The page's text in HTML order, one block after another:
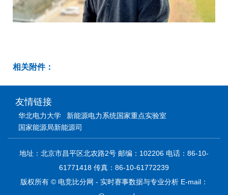
相关附件：
友情链接
华北电力大学
新能源电力系统国家重点实验室
国家能源局新能源司
地址：北京市昌平区北农路2号 邮编：102206 电话：86-10-
61771418 传真：86-10-61772239
版权所有 © 电竞比分网 - 实时赛事数据与专业分析 E-mail：